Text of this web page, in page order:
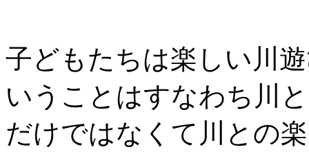
子どもたちは楽しい川
いうことはすなわち川
だけではなくて川との